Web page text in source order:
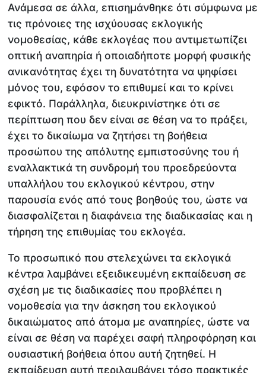
Ανάμεσα σε άλλα, επισημάνθηκε ότι σύμφωνα με
τις πρόνοιες της ισχύουσας εκλογικής
νομοθεσίας, κάθε εκλογέας που αντιμετωπίζει
οπτική αναπηρία ή οποιαδήποτε μορφή φυσικής
ανικανότητας έχει τη δυνατότητα να ψηφίσει
μόνος του, εφόσον το επιθυμεί και το κρίνει
εφικτό. Παράλληλα, διευκρινίστηκε ότι σε
περίπτωση που δεν είναι σε θέση να το πράξει,
έχει το δικαίωμα να ζητήσει τη βοήθεια
προσώπου της απόλυτης εμπιστοσύνης του ή
εναλλακτικά τη συνδρομή του προεδρεύοντα
υπαλλήλου του εκλογικού κέντρου, στην
παρουσία ενός από τους βοηθούς του, ώστε να
διασφαλίζεται η διαφάνεια της διαδικασίας και η
τήρηση της επιθυμίας του εκλογέα.
Το προσωπικό που στελεχώνει τα εκλογικά
κέντρα λαμβάνει εξειδικευμένη εκπαίδευση σε
σχέση με τις διαδικασίες που προβλέπει η
νομοθεσία για την άσκηση του εκλογικού
δικαιώματος από άτομα με αναπηρίες, ώστε να
είναι σε θέση να παρέχει σαφή πληροφόρηση και
ουσιαστική βοήθεια όπου αυτή ζητηθεί. Η
εκπαίδευση αυτή περιλαμβάνει τόσο πρακτικές